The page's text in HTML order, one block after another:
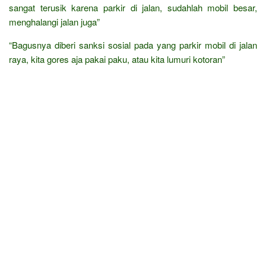
sangat terusik karena parkir di jalan, sudahlah mobil besar,
menghalangi jalan juga”
“Bagusnya diberi sanksi sosial pada yang parkir mobil di jalan
raya, kita gores aja pakai paku, atau kita lumuri kotoran”